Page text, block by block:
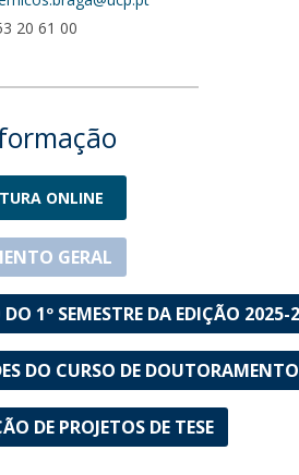
20 61 00
ONLINE
GERAL
1º SEMESTRE DA EDIÇÃO 2025-
DO CURSO DE DOUTORAMENTO
DE PROJETOS DE TESE